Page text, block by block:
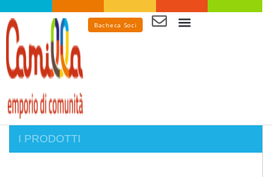
Bacheca Soci
I PRODOTTI